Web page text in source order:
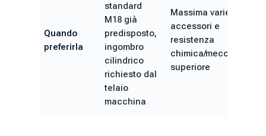
Quando
preferirla
standard
M18 già
predisposto,
ingombro
cilindrico
richiesto dal
telaio
macchina
Massima varietà di
accessori e
resistenza
chimica/meccanica
superiore